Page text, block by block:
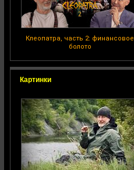
Клеопатра, часть 2: финансовое
болото
Картинки